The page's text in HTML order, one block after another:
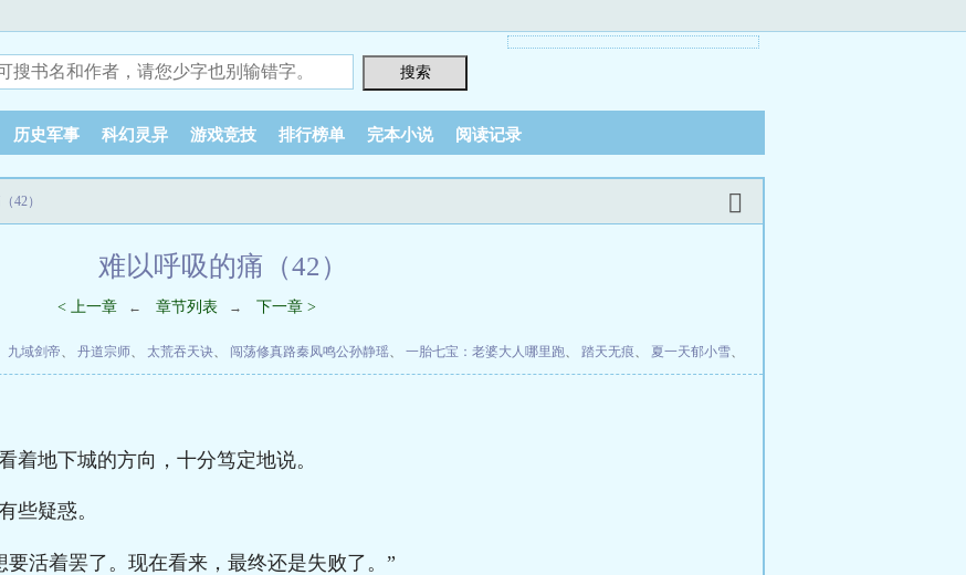
历史军事 科幻灵异 游戏竞技 排行榜单 完本小说 阅读记录
42）
难以呼吸的痛（42）
< 上一章 ← 章节列表 → 下一章 >
九域剑帝、 丹道宗师、 太荒吞天诀、 闯荡修真路秦凤鸣公孙静瑶、 一胎七宝：老婆大人哪里跑、 踏天无痕、 夏一天郁小雪、
着地下城的方向，十分笃定地说。
些疑惑。
活着罢了。现在看来，最终还是失败了。”